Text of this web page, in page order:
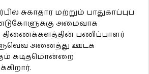
சுகாதார மற்றும் பாதுகாப்புப்
அமைவாக
திணைக்களத்தின் பணிப்பாளர்
அனைத்து ஊடக
கடிதமொன்றை